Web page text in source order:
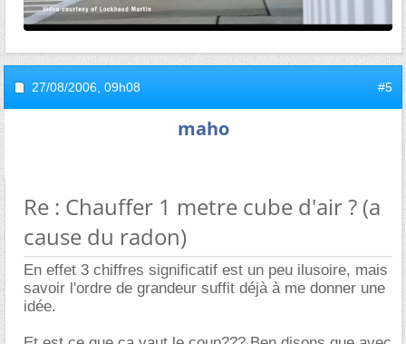
27/08/2006, 09h08 #5
maho
Re : Chauffer 1 metre cube d'air ? (a
cause du radon)
En effet 3 chiffres significatif est un peu ilusoire, mais
savoir l'ordre de grandeur suffit déjà à me donner une
idée.